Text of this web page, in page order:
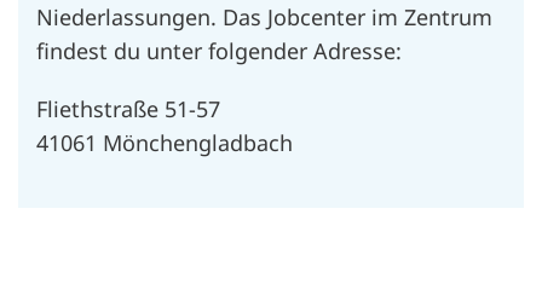
Niederlassungen. Das Jobcenter im Zentrum
findest du unter folgender Adresse:
Fliethstraße 51-57
41061 Mönchengladbach